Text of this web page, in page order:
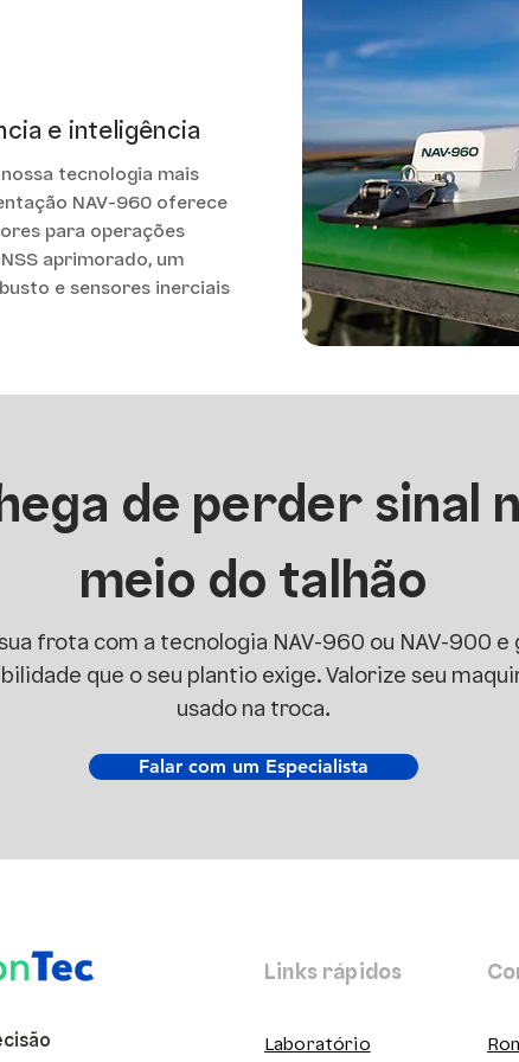
e inteligência
tecnologia mais
NAV-960 oferece
para operações
aprimorado, um
e sensores inerciais
de perder sinal
meio do talhão
frota com a tecnologia NAV-960 ou NAV-900 e
que o seu plantio exige. Valorize seu
usado na troca.
Falar com um Especialista
Links rápidos
Laboratório